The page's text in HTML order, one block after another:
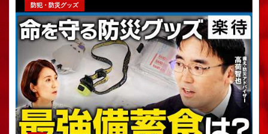
防犯・防災グッズ